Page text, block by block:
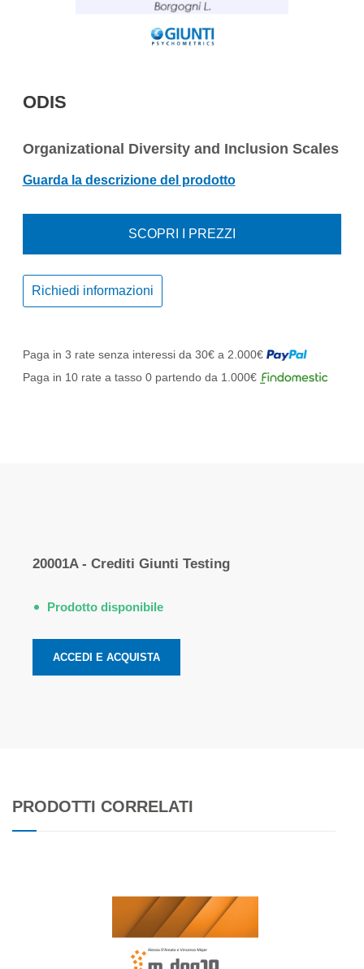
ODIS
Organizational Diversity and Inclusion Scales
Guarda la descrizione del prodotto
SCOPRI I PREZZI
Richiedi informazioni
Paga in 3 rate senza interessi da 30€ a 2.000€
Paga in 10 rate a tasso 0 partendo da 1.000€
raggruppati
20001A - Crediti Giunti Testing
Prodotto disponibile
ACCEDI E ACQUISTA
PRODOTTI CORRELATI